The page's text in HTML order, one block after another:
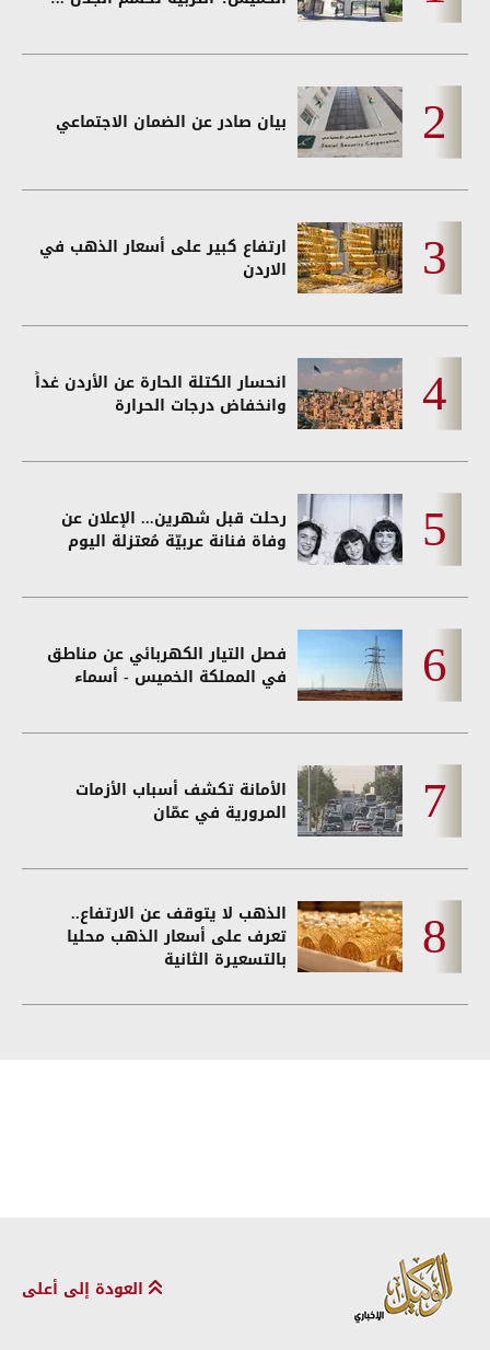
بيان صادر عن الضمان الاجتماعي
ارتفاع كبير على أسعار الذهب في
الاردن
انحسار الكتلة الحارة عن الأردن غداً
وانخفاض درجات الحرارة
رحلت قبل شهرين... الإعلان عن
وفاة فنانة عربيّة مُعتزلة اليوم
فصل التيار الكهربائي عن مناطق
في المملكة الخميس - أسماء
الأمانة تكشف أسباب الأزمات
المرورية في عمّان
الذهب لا يتوقف عن الارتفاع..
تعرف على أسعار الذهب محليا
بالتسعيرة الثانية
العودة إلى أعلى